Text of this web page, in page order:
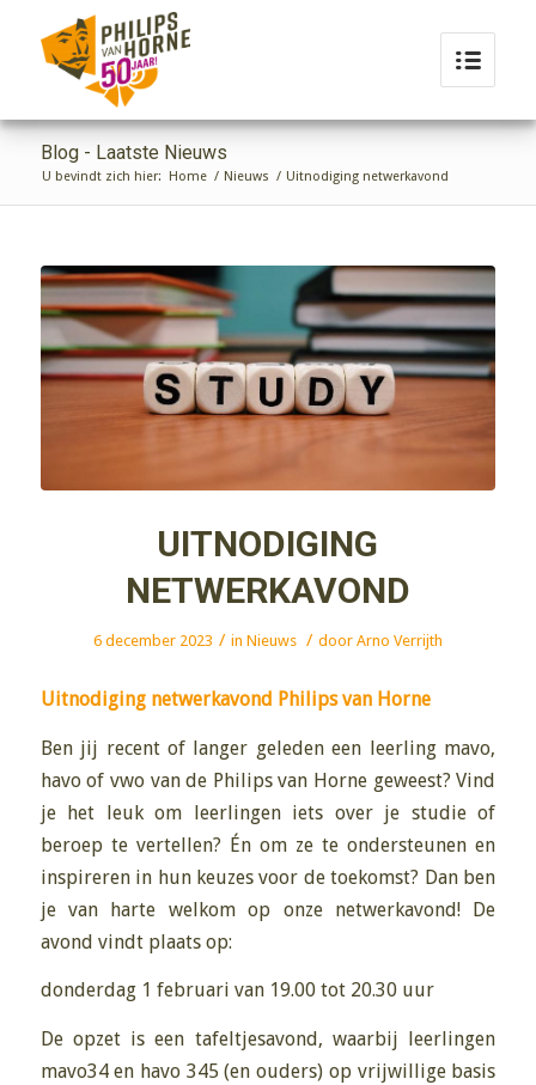
Blog - Laatste Nieuws
U bevindt zich hier: Home / Nieuws / Uitnodiging netwerkavond
UITNODIGING
NETWERKAVOND
6 december 2023 / in Nieuws / door Arno Verrijth
Uitnodiging netwerkavond Philips van Horne
Ben jij recent of langer geleden een leerling mavo,
havo of vwo van de Philips van Horne geweest? Vind
je het leuk om leerlingen iets over je studie of
beroep te vertellen? Én om ze te ondersteunen en
inspireren in hun keuzes voor de toekomst? Dan ben
je van harte welkom op onze netwerkavond! De
avond vindt plaats op:
donderdag 1 februari van 19.00 tot 20.30 uur
De opzet is een tafeltjesavond, waarbij leerlingen
mavo34 en havo 345 (en ouders) op vrijwillige basis